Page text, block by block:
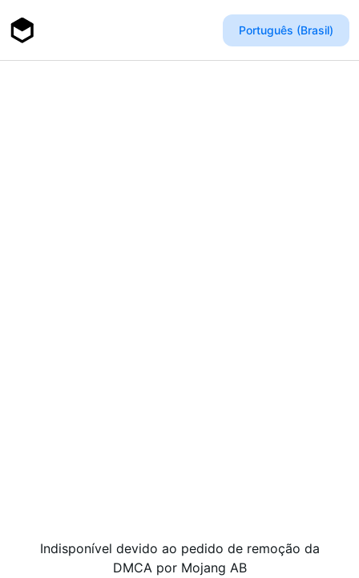
Português (Brasil)
Indisponível devido ao pedido de remoção da
DMCA por Mojang AB